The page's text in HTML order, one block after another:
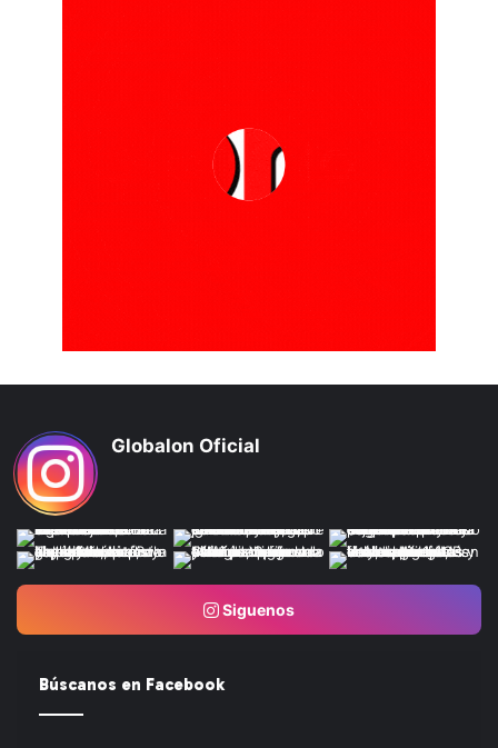
Globalon Oficial
Siguenos
Búscanos en Facebook